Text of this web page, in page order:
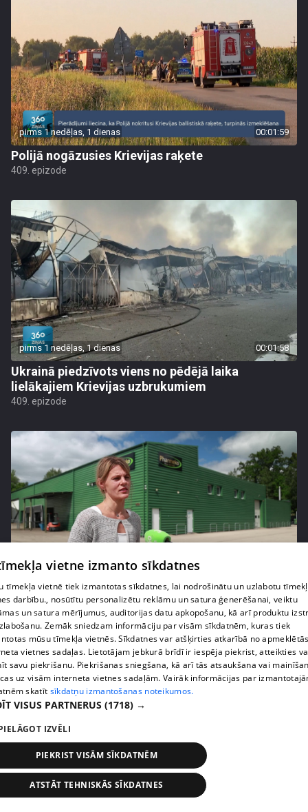
pirms 1 nedēļas, 1 dienas 00:01:59
Polijā nogāzusies Krievijas raķete
409. epizode
pirms 1 nedēļas, 1 dienas 00:01:58
Ukrainā piedzīvots viens no pēdējā laika
lielākajiem Krievijas uzbrukumiem
409. epizode
Melleņu zelta drudzis: kas nosaka iepirkuma
cenu?
409. epizode
vietne izmanto sīkdatnes
tīmekļa vietnē tiek izmantotas sīkdatnes, lai nodrošinātu un uzlabotu
darbību., nosūtītu personalizētu reklāmu un satura ģenerēšanai, veiktu
un satura mērījumus, auditorijas datu apkopošanu, kā arī produktu
Zemāk sniedzam informāciju par visām sīkdatnēm, kuras tiek
mūsu tīmekļa vietnēs. Sīkdatnes var atšķirties atkarībā no
vietnes sadaļas. Lietotājam jebkurā brīdī ir iespēja piekrist, atteikties
savu piekrišanu. Piekrišanas sniegšana, kā arī tās atsaukšana vai
uz visām interneta vietnes sadaļām. Vairāk informācijas par
skatīt sīkdatņu izmantošanas noteikumos.
VISUS PARTNERUS (1718) →
IZVĒLI
PIEKRIST VISĀM SĪKDATNĒM
ATSTĀT TEHNISKĀS SĪKDATNES